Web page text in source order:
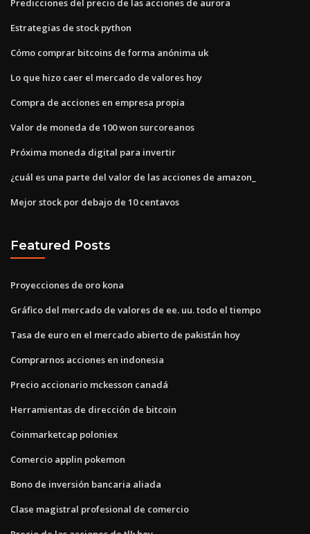
Predicciones del precio de las acciones de aurora
Estrategias de stock python
Cómo comprar bitcoins de forma anónima uk
Lo que hizo caer el mercado de valores hoy
Compra de acciones en empresa propia
Valor de moneda de 100 won surcoreanos
Próxima moneda digital para invertir
¿cuál es una parte del valor de las acciones de amazon_
Mejor stock por debajo de 10 centavos
Featured Posts
Proyecciones de oro kona
Gráfico del mercado de valores de ee. uu. todo el tiempo
Tasa de euro en el mercado abierto de pakistán hoy
Comprarnos acciones en indonesia
Precio accionario mckesson canadá
Herramientas de dirección de bitcoin
Coinmarketcap poloniex
Comercio applin pokemon
Bono de inversión bancaria aliada
Clase magistral profesional de comercio